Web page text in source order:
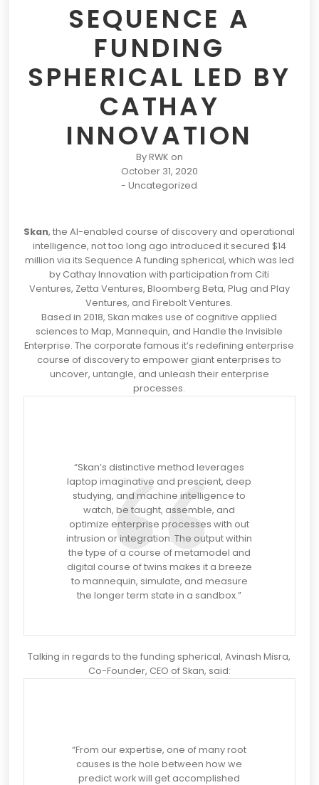
SEQUENCE A
FUNDING
SPHERICAL LED BY
CATHAY
INNOVATION
ByRWK on
October 31, 2020
-Uncategorized
Skan, the AI-enabled course of discovery and operational
intelligence, not too long ago introduced it secured $14
million via its Sequence A funding spherical, which was led
by Cathay Innovation with participation from Citi
Ventures, Zetta Ventures, Bloomberg Beta, Plug and Play
Ventures, and Firebolt Ventures.
Based in 2018, Skan makes use of cognitive applied
sciences to Map, Mannequin, and Handle the Invisible
Enterprise. The corporate famous it’s redefining enterprise
course of discovery to empower giant enterprises to
uncover, untangle, and unleash their enterprise
processes.
“Skan’s distinctive method leverages
laptop imaginative and prescient, deep
studying, and machine intelligence to
watch, be taught, assemble, and
optimize enterprise processes with out
intrusion or integration. The output within
the type of a course of metamodel and
digital course of twins makes it a breeze
to mannequin, simulate, and measure
the longer term state in a sandbox.”
Talking in regards to the funding spherical,Avinash Misra,
Co-Founder, CEO of Skan, said:
“From our expertise, one of many root
causes is the hole between how we
predict work will get accomplished